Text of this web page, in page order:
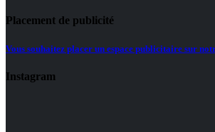
Placement de publicité
Vous souhaitez placer un espace publicitaire sur
Instagram